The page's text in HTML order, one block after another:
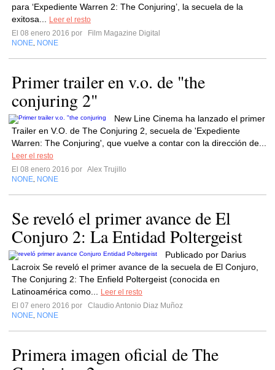
para ‘Expediente Warren 2: The Conjuring’, la secuela de la
exitosa...
Leer el resto
El 08 enero 2016 por
Film Magazine Digital
NONE NONE
Primer trailer en v.o. de "the
conjuring 2"
New Line Cinema ha lanzado el primer
Trailer en V.O. de The Conjuring 2, secuela de 'Expediente
Warren: The Conjuring', que vuelve a contar con la dirección de...
Leer el resto
El 08 enero 2016 por Alex Trujillo
NONE NONE
Se reveló el primer avance de El
Conjuro 2: La Entidad Poltergeist
Publicado por Darius
Lacroix Se reveló el primer avance de la secuela de El Conjuro,
The Conjuring 2: The Enfield Poltergeist (conocida en
Latinoamérica como...
Leer el resto
El 07 enero 2016 por
Claudio Antonio Diaz Muñoz
NONE NONE
Primera imagen oficial de The